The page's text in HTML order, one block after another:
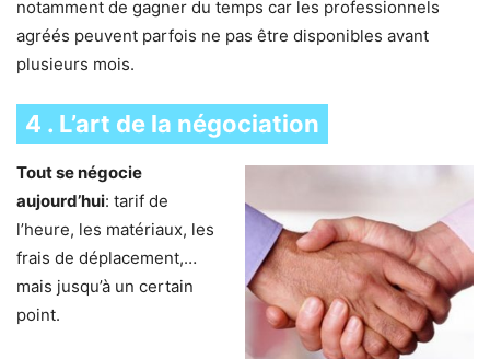
notamment de gagner du temps car les professionnels
agréés peuvent parfois ne pas être disponibles avant
plusieurs mois.
4 . L’art de la négociation
Tout se négocie
aujourd’hui: tarif de
l’heure, les matériaux, les
frais de déplacement,…
mais jusqu’à un certain
point.